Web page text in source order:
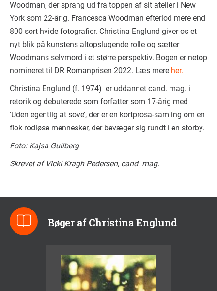
Woodman, der sprang ud fra toppen af sit atelier i New
York som 22-årig. Francesca Woodman efterlod mere end
800 sort-hvide fotografier. Christina Englund giver os et
nyt blik på kunstens altopslugende rolle og sætter
Woodmans selvmord i et større perspektiv. Bogen er netop
nomineret til DR Romanprisen 2022. Læs mere her.
Christina Englund (f. 1974) er uddannet cand. mag. i
retorik og debuterede som forfatter som 17-årig med
‘Uden egentlig at sove’, der er en kortprosa-samling om en
flok rodløse mennesker, der bevæger sig rundt i en storby.
Foto: Kajsa Gullberg
Skrevet af Vicki Kragh Pedersen, cand. mag.
Bøger af Christina Englund